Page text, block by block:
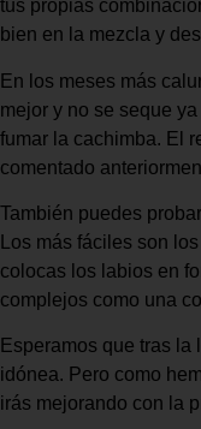
tus propias
bien en la mezcla y
En los meses más
mejor y no se seque
fumar la cachimba. El
comentado
También puedes
Los más fáciles son
colocas los labios en
complejos como una
Esperamos que tras
idónea. Pero como
irás mejorando con la